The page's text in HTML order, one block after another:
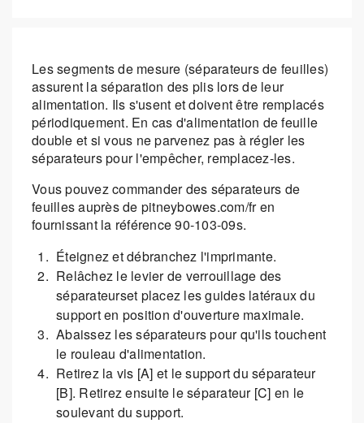
Les segments de mesure (séparateurs de feuilles)
assurent la séparation des plis lors de leur
alimentation. Ils s'usent et doivent être remplacés
périodiquement. En cas d'alimentation de feuille
double et si vous ne parvenez pas à régler les
séparateurs pour l'empêcher, remplacez-les.
Vous pouvez commander des séparateurs de
feuilles auprès de pitneybowes.com/fr en
fournissant la référence 90-103-09s.
Éteignez et débranchez l'imprimante.
Relâchez le levier de verrouillage des
séparateurset placez les guides latéraux du
support en position d'ouverture maximale.
Abaissez les séparateurs pour qu'ils touchent
le rouleau d'alimentation.
Retirez la vis [A] et le support du séparateur
[B]. Retirez ensuite le séparateur [C] en le
soulevant du support.